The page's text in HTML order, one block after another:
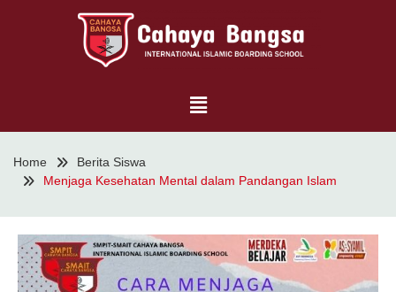
Home
Berita Siswa
Menjaga Kesehatan Mental dalam Pandangan Islam